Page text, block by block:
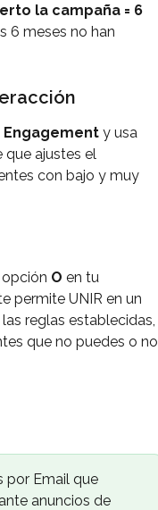
la campaña = 6
6 meses no han
Engagement y usa
que ajustes el
con bajo y muy
O en tu
permite UNIR en un
reglas establecidas,
que no puedes o no
por Email que
anuncios de